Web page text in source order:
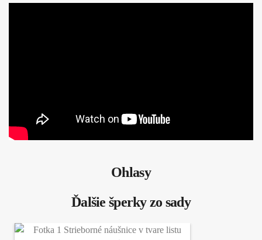
Ohlasy
Ďalšie šperky zo sady